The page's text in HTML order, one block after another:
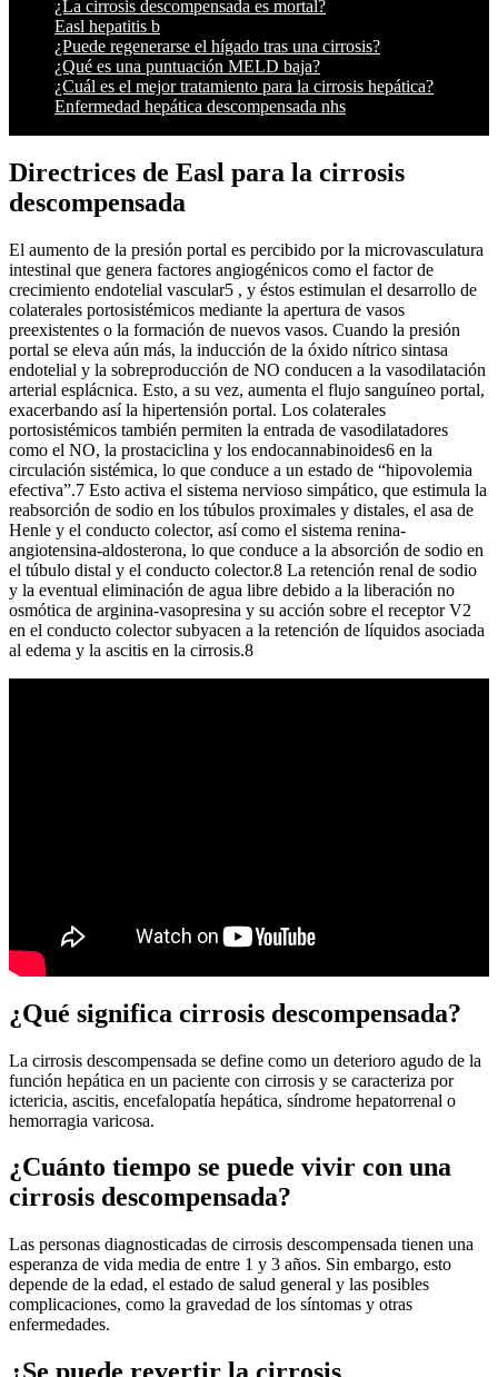
¿La cirrosis descompensada es mortal?
Easl hepatitis b
¿Puede regenerarse el hígado tras una cirrosis?
¿Qué es una puntuación MELD baja?
¿Cuál es el mejor tratamiento para la cirrosis hepática?
Enfermedad hepática descompensada nhs
Directrices de Easl para la cirrosis
descompensada
El aumento de la presión portal es percibido por la microvasculatura
intestinal que genera factores angiogénicos como el factor de
crecimiento endotelial vascular5 , y éstos estimulan el desarrollo de
colaterales portosistémicos mediante la apertura de vasos
preexistentes o la formación de nuevos vasos. Cuando la presión
portal se eleva aún más, la inducción de la óxido nítrico sintasa
endotelial y la sobreproducción de NO conducen a la vasodilatación
arterial esplácnica. Esto, a su vez, aumenta el flujo sanguíneo portal,
exacerbando así la hipertensión portal. Los colaterales
portosistémicos también permiten la entrada de vasodilatadores
como el NO, la prostaciclina y los endocannabinoides6 en la
circulación sistémica, lo que conduce a un estado de “hipovolemia
efectiva”.7 Esto activa el sistema nervioso simpático, que estimula la
reabsorción de sodio en los túbulos proximales y distales, el asa de
Henle y el conducto colector, así como el sistema renina-
angiotensina-aldosterona, lo que conduce a la absorción de sodio en
el túbulo distal y el conducto colector.8 La retención renal de sodio
y la eventual eliminación de agua libre debido a la liberación no
osmótica de arginina-vasopresina y su acción sobre el receptor V2
en el conducto colector subyacen a la retención de líquidos asociada
al edema y la ascitis en la cirrosis.8
¿Qué significa cirrosis descompensada?
La cirrosis descompensada se define como un deterioro agudo de la
función hepática en un paciente con cirrosis y se caracteriza por
ictericia, ascitis, encefalopatía hepática, síndrome hepatorrenal o
hemorragia varicosa.
¿Cuánto tiempo se puede vivir con una
cirrosis descompensada?
Las personas diagnosticadas de cirrosis descompensada tienen una
esperanza de vida media de entre 1 y 3 años. Sin embargo, esto
depende de la edad, el estado de salud general y las posibles
complicaciones, como la gravedad de los síntomas y otras
enfermedades.